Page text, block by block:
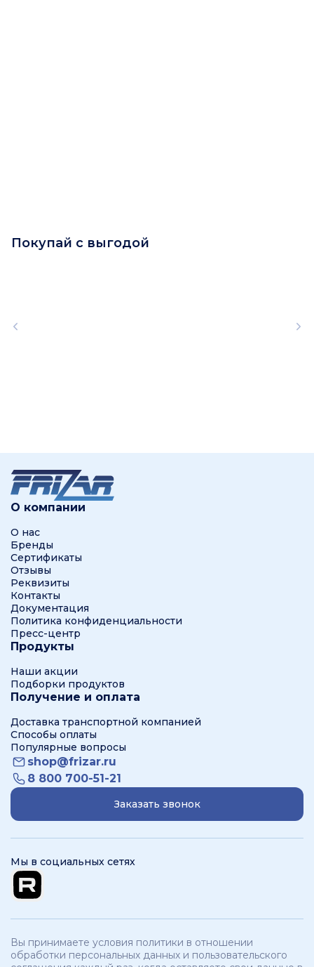
Покупай с выгодой
О компании
О нас
Бренды
Сертификаты
Отзывы
Реквизиты
Контакты
Документация
Политика конфиденциальности
Пресс-центр
Продукты
Наши акции
Подборки продуктов
Получение и оплата
Доставка транспортной компанией
Способы оплаты
Популярные вопросы
shop@frizar.ru
8 800 700-51-21
Заказать звонок
Мы в социальных сетях
Вы принимаете условия политики в отношении
обработки персональных данных и пользовательского